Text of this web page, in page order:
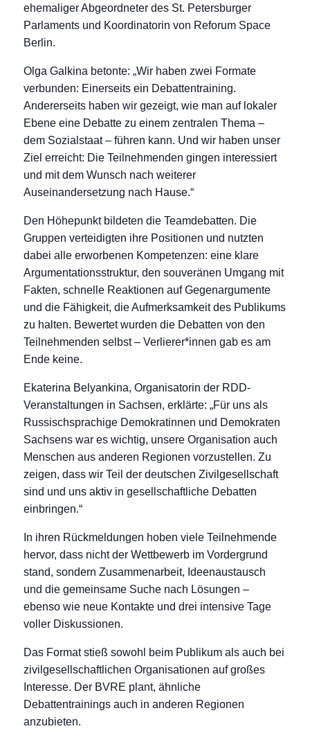
ehemaliger Abgeordneter des St. Petersburger
Parlaments und Koordinatorin von Reforum Space
Berlin.
Olga Galkina betonte: „Wir haben zwei Formate
verbunden: Einerseits ein Debattentraining.
Andererseits haben wir gezeigt, wie man auf lokaler
Ebene eine Debatte zu einem zentralen Thema –
dem Sozialstaat – führen kann. Und wir haben unser
Ziel erreicht: Die Teilnehmenden gingen interessiert
und mit dem Wunsch nach weiterer
Auseinandersetzung nach Hause.“
Den Höhepunkt bildeten die Teamdebatten. Die
Gruppen verteidigten ihre Positionen und nutzten
dabei alle erworbenen Kompetenzen: eine klare
Argumentationsstruktur, den souveränen Umgang mit
Fakten, schnelle Reaktionen auf Gegenargumente
und die Fähigkeit, die Aufmerksamkeit des Publikums
zu halten. Bewertet wurden die Debatten von den
Teilnehmenden selbst – Verlierer*innen gab es am
Ende keine.
Ekaterina Belyankina, Organisatorin der RDD-
Veranstaltungen in Sachsen, erklärte: „Für uns als
Russischsprachige Demokratinnen und Demokraten
Sachsens war es wichtig, unsere Organisation auch
Menschen aus anderen Regionen vorzustellen. Zu
zeigen, dass wir Teil der deutschen Zivilgesellschaft
sind und uns aktiv in gesellschaftliche Debatten
einbringen.“
In ihren Rückmeldungen hoben viele Teilnehmende
hervor, dass nicht der Wettbewerb im Vordergrund
stand, sondern Zusammenarbeit, Ideenaustausch
und die gemeinsame Suche nach Lösungen –
ebenso wie neue Kontakte und drei intensive Tage
voller Diskussionen.
Das Format stieß sowohl beim Publikum als auch bei
zivilgesellschaftlichen Organisationen auf großes
Interesse. Der BVRE plant, ähnliche
Debattentrainings auch in anderen Regionen
anzubieten.